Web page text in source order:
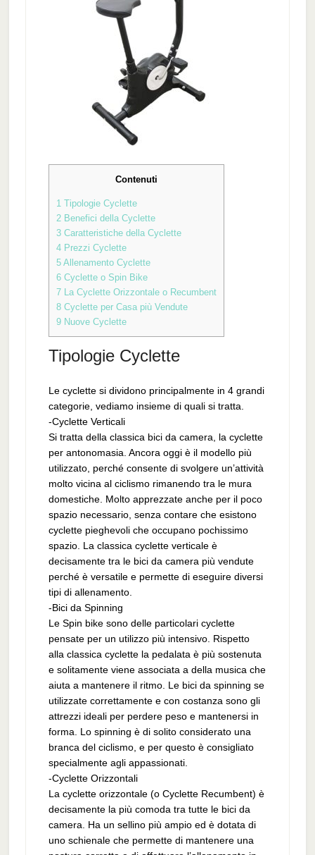
Contenuti
1Tipologie Cyclette
2Benefici della Cyclette
3Caratteristiche della Cyclette
4Prezzi Cyclette
5Allenamento Cyclette
6Cyclette o Spin Bike
7La Cyclette Orizzontale o Recumbent
8Cyclette per Casa più Vendute
9Nuove Cyclette
Tipologie Cyclette
Le cyclette si dividono principalmente in 4 grandi
categorie, vediamo insieme di quali si tratta.
-Cyclette Verticali
Si tratta della classica bici da camera, la cyclette
per antonomasia. Ancora oggi è il modello più
utilizzato, perché consente di svolgere un’attività
molto vicina al ciclismo rimanendo tra le mura
domestiche. Molto apprezzate anche per il poco
spazio necessario, senza contare che esistono
cyclette pieghevoli che occupano pochissimo
spazio. La classica cyclette verticale è
decisamente tra le bici da camera più vendute
perché è versatile e permette di eseguire diversi
tipi di allenamento.
-Bici da Spinning
Le Spin bike sono delle particolari cyclette
pensate per un utilizzo più intensivo. Rispetto
alla classica cyclette la pedalata è più sostenuta
e solitamente viene associata a della musica che
aiuta a mantenere il ritmo. Le bici da spinning se
utilizzate correttamente e con costanza sono gli
attrezzi ideali per perdere peso e mantenersi in
forma. Lo spinning è di solito considerato una
branca del ciclismo, e per questo è consigliato
specialmente agli appassionati.
-Cyclette Orizzontali
La cyclette orizzontale (o Cyclette Recumbent) è
decisamente la più comoda tra tutte le bici da
camera. Ha un sellino più ampio ed è dotata di
uno schienale che permette di mantenere una